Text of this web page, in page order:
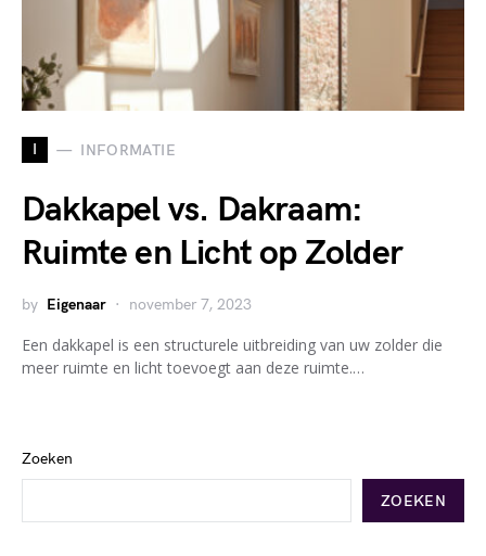
I INFORMATIE
Dakkapel vs. Dakraam:
Ruimte en Licht op Zolder
by Eigenaar november 7, 2023
Een dakkapel is een structurele uitbreiding van uw zolder die
meer ruimte en licht toevoegt aan deze ruimte.…
Zoeken
ZOEKEN